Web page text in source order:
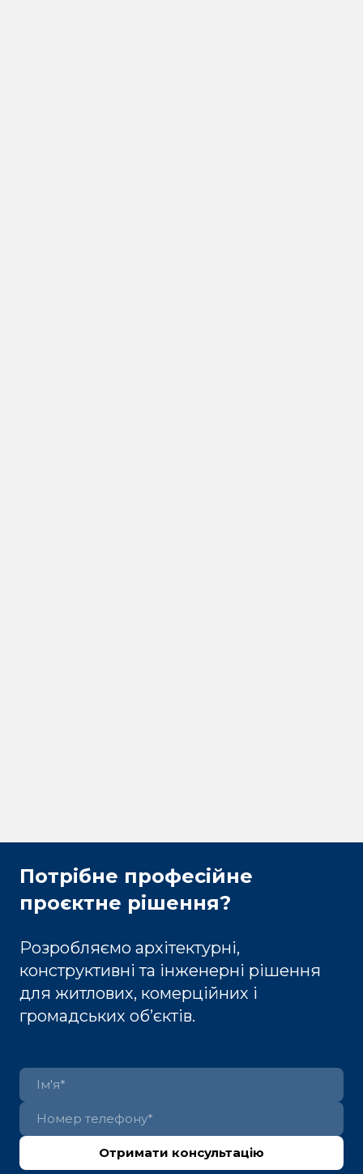
Потрібне професійне
проєктне рішення?
Розробляємо архітектурні,
конструктивні та інженерні рішення
для житлових, комерційних і
громадських об’єктів.
Отримати консультацію